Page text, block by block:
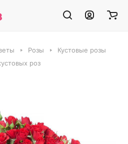
Розы
Кустовые розы
роз